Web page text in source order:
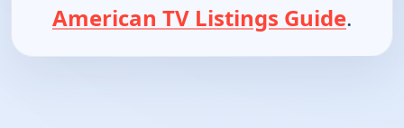
American TV Listings Guide.